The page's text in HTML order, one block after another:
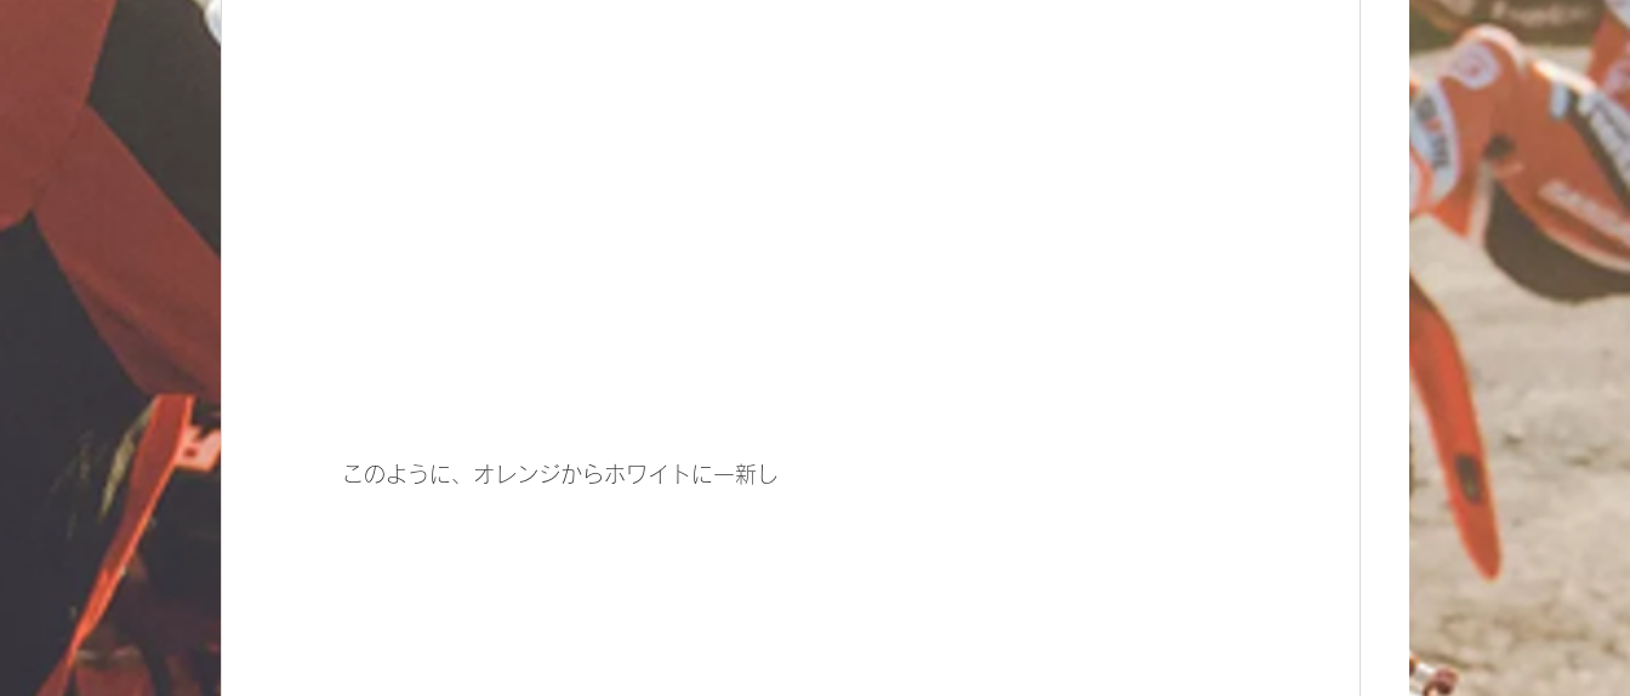
このように、オレンジからホワイトに一新し